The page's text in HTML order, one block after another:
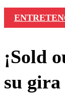
¡Sold
su gira